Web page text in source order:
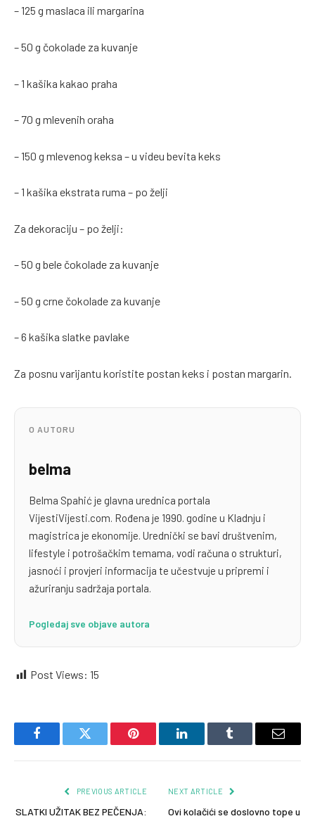
– 125 g maslaca ili margarina
– 50 g čokolade za kuvanje
– 1 kašika kakao praha
– 70 g mlevenih oraha
– 150 g mlevenog keksa – u videu bevita keks
– 1 kašika ekstrata ruma – po želji
Za dekoraciju – po želji:
– 50 g bele čokolade za kuvanje
– 50 g crne čokolade za kuvanje
– 6 kašika slatke pavlake
Za posnu varijantu koristite postan keks i postan margarin.
O AUTORU
belma
Belma Spahić je glavna urednica portala
VijestiVijesti.com. Rođena je 1990. godine u Kladnju i
magistrica je ekonomije. Urednički se bavi društvenim,
lifestyle i potrošačkim temama, vodi računa o strukturi,
jasnoći i provjeri informacija te učestvuje u pripremi i
ažuriranju sadržaja portala.
Pogledaj sve objave autora
Post Views: 15
FacebookTwitter Pinterest LinkedInTumblr Email
PREVIOUS ARTICLE
SLATKI UŽITAK BEZ PEČENJA:
NEXT ARTICLE
Ovi kolačići se doslovno tope u